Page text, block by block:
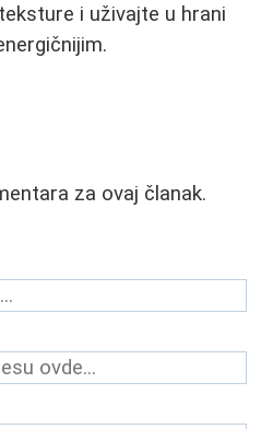
i uživajte u hrani
za ovaj članak.